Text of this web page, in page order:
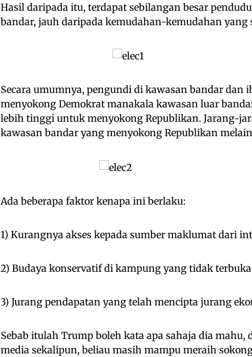
Hasil daripada itu, terdapat sebilangan besar
bandar, jauh daripada kemudahan-kemudahan yang
Secara umumnya, pengundi di kawasan bandar dan
menyokong Demokrat manakala kawasan luar
lebih tinggi untuk menyokong Republikan. Jarang-
kawasan bandar yang menyokong Republikan
Ada beberapa faktor kenapa ini berlaku:
1) Kurangnya akses kepada sumber maklumat dari
2) Budaya konservatif di kampung yang tidak
3) Jurang pendapatan yang telah mencipta jurang
Sebab itulah Trump boleh kata apa sahaja dia mahu,
media sekalipun, beliau masih mampu meraih